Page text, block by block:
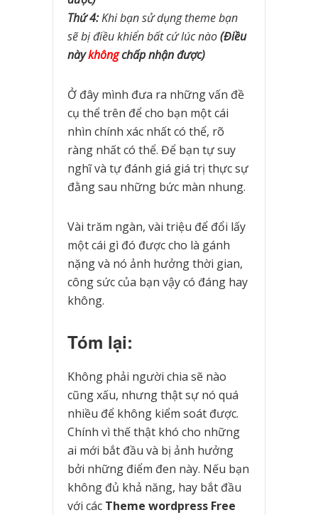
Thứ 4:Khi bạn sử dụng theme bạn
sẽ bị điều khiển bất cứ lúc nào(Điều
nàykhôngchấp nhận được)
Ở đây mình đưa ra những vấn đề
cụ thể trên để cho bạn một cái
nhìn chính xác nhất có thể, rõ
ràng nhất có thể. Để bạn tự suy
nghĩ và tự đánh giá giá trị thực sự
đằng sau những bức màn nhung.
Vài trăm ngàn, vài triệu để đổi lấy
một cái gì đó được cho là gánh
nặng và nó ảnh hưởng thời gian,
công sức của bạn vậy có đáng hay
không.
Tóm lại:
Không phải người chia sẽ nào
cũng xấu, nhưng thật sự nó quá
nhiều để không kiểm soát được.
Chính vì thế thật khó cho những
ai mới bắt đầu và bị ảnh hưởng
bởi những điểm đen này. Nếu bạn
không đủ khả năng, hay bắt đầu
với các Theme wordpress Free